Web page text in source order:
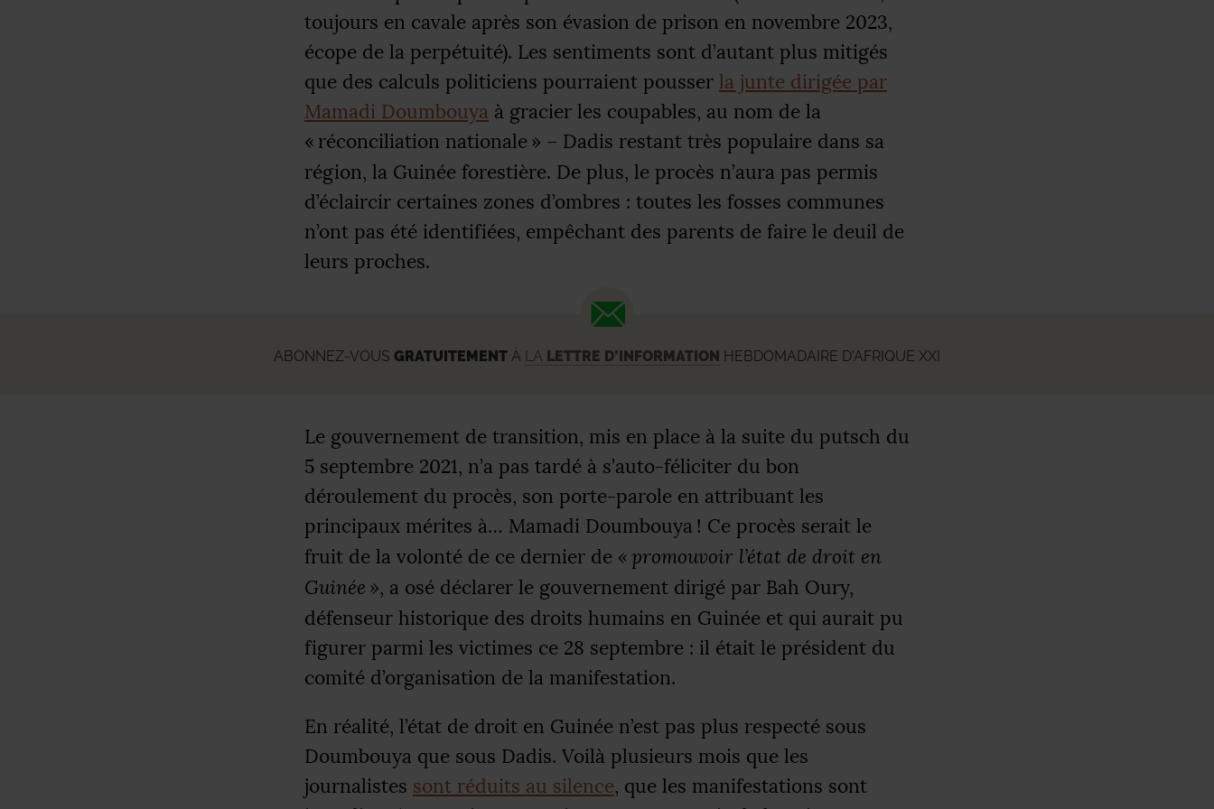
toujours en cavale après son évasion de prison en novembre 2023,
écope de la perpétuité). Les sentiments sont d’autant plus mitigés
que des calculs politiciens pourraient pousser la junte dirigée par
Mamadi Doumbouya à gracier les coupables, au nom de la
« réconciliation nationale » – Dadis restant très populaire dans sa
région, la Guinée forestière. De plus, le procès n’aura pas permis
d’éclaircir certaines zones d’ombres : toutes les fosses communes
n’ont pas été identifiées, empêchant des parents de faire le deuil de
leurs proches.
ABONNEZ-VOUS GRATUITEMENT À LA LETTRE D’INFORMATION HEBDOMADAIRE D’AFRIQUE XXI
Le gouvernement de transition, mis en place à la suite du putsch du
5 septembre 2021, n’a pas tardé à s’auto-féliciter du bon
déroulement du procès, son porte-parole en attribuant les
principaux mérites à… Mamadi Doumbouya ! Ce procès serait le
fruit de la volonté de ce dernier de «promouvoir l’état de droit en
Guinée », a osé déclarer le gouvernement dirigé par Bah Oury,
défenseur historique des droits humains en Guinée et qui aurait pu
figurer parmi les victimes ce 28 septembre : il était le président du
comité d’organisation de la manifestation.
En réalité, l’état de droit en Guinée n’est pas plus respecté sous
Doumbouya que sous Dadis. Voilà plusieurs mois que les
journalistes sont réduits au silence, que les manifestations sont